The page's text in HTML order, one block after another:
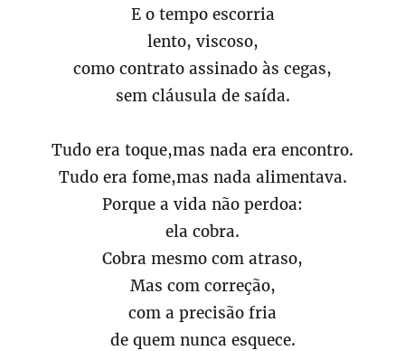
E o tempo escorria
lento, viscoso,
como contrato assinado às cegas,
sem cláusula de saída.
Tudo era toque,mas nada era encontro.
Tudo era fome,mas nada alimentava.
Porque a vida não perdoa:
ela cobra.
Cobra mesmo com atraso,
Mas com correção,
com a precisão fria
de quem nunca esquece.